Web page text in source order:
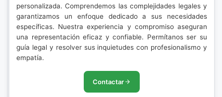
personalizada. Comprendemos las complejidades legales y
garantizamos un enfoque dedicado a sus necesidades
específicas. Nuestra experiencia y compromiso aseguran
una representación eficaz y confiable. Permítanos ser su
guía legal y resolver sus inquietudes con profesionalismo y
empatía.
Contactar